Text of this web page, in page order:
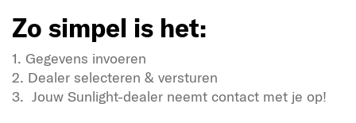
Zo simpel is het:
1. Gegevens invoeren
2. Dealer selecteren & versturen
3. Jouw Sunlight-dealer neemt contact met je op!